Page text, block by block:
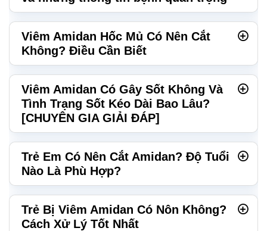
Viêm Amidan Hốc Mủ Có Nên Cắt
Không? Điều Cần Biết
Viêm Amidan Có Gây Sốt Không Và
Tình Trạng Sốt Kéo Dài Bao Lâu?
[CHUYÊN GIA GIẢI ĐÁP]
Trẻ Em Có Nên Cắt Amidan? Độ Tuổi
Nào Là Phù Hợp?
Trẻ Bị Viêm Amidan Có Nôn Không?
Cách Xử Lý Tốt Nhất